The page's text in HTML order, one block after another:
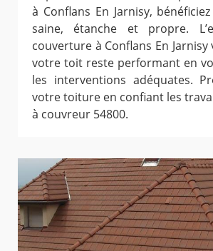
à Conflans En Jarnisy,
saine, étanche et propre.
couverture à Conflans En Jarnisy
votre toit reste performant en
les interventions adéquates.
votre toiture en confiant les
à couvreur 54800.